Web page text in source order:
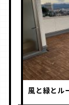
風と緑とル